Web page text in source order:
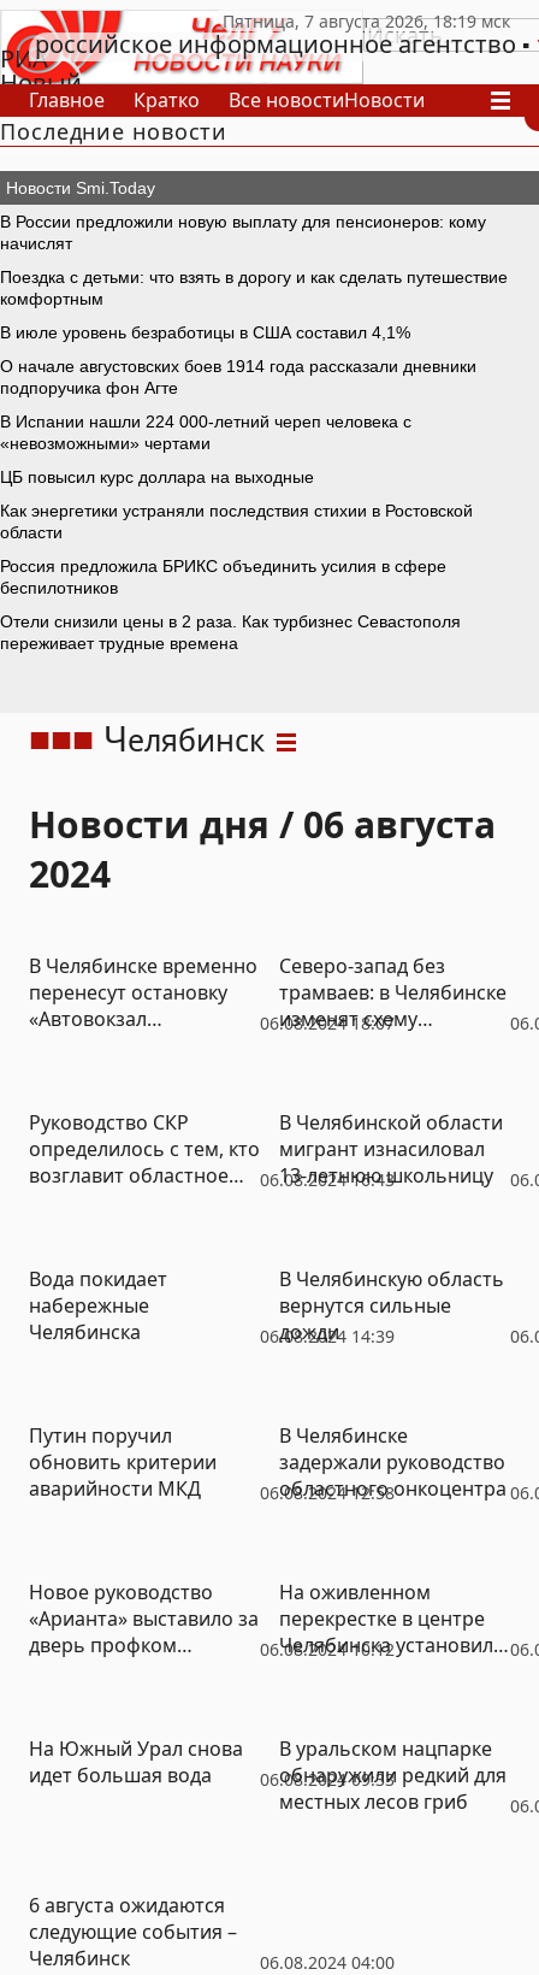
РИА
Новый
День
российское информационное агентство
Главное Кратко Все новостиНовости
В России
В мире
СпецпроектыПроекты Архив
Последние новости
Челябинск
Новости дня / 06 августа
2024
06.08.2024 18:07
В Челябинске временно
перенесут остановку
«Автовокзал
Северо-запад без
трамваев: в Челябинске
изменят схему
06.08.2024 16:43
Руководство СКР
определилось с тем, кто
возглавит областное
В Челябинской области
мигрант изнасиловал
13-летнюю школьницу
06.08.2024 14:39
Вода покидает
набережные
Челябинска
В Челябинскую область
вернутся сильные
дожди
06.08.2024 12:58
Путин поручил
обновить критерии
аварийности МКД
В Челябинске
задержали руководство
областного онкоцентра
06.08.2024 10:12
Новое руководство
«Арианта» выставило за
дверь профком
На оживленном
перекрестке в центре
Челябинска установили
06.08.2024 09:33
На Южный Урал снова
идет большая вода
В уральском нацпарке
обнаружили редкий для
местных лесов гриб
06.08.2024 04:00
6 августа ожидаются
следующие события –
Челябинск